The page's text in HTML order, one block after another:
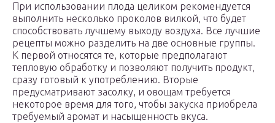
При использовании плода целиком рекомендуется
выполнить несколько проколов вилкой, что будет
способствовать лучшему выходу воздуха. Все лучшие
рецепты можно разделить на две основные группы.
К первой относятся те, которые предполагают
тепловую обработку и позволяют получить продукт,
сразу готовый к употреблению. Вторые
предусматривают засолку, и овощам требуется
некоторое время для того, чтобы закуска приобрела
требуемый аромат и насыщенность вкуса.